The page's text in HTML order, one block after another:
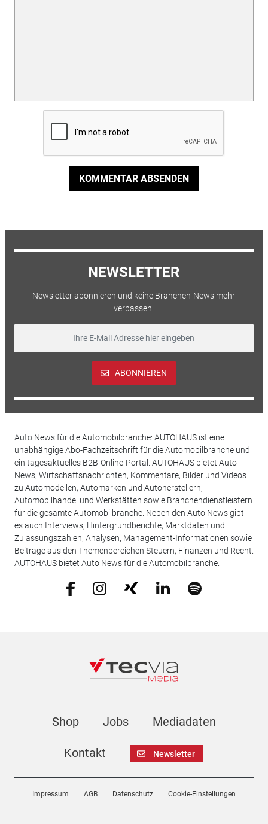
KOMMENTAR ABSENDEN
NEWSLETTER
Newsletter abonnieren und keine Branchen-News mehr
verpassen.
ABONNIEREN
Auto News für die Automobilbranche: AUTOHAUS ist eine
unabhängige Abo-Fachzeitschrift für die Automobilbranche und
ein tagesaktuelles B2B-Online-Portal. AUTOHAUS bietet Auto
News, Wirtschaftsnachrichten, Kommentare, Bilder und Videos
zu Automodellen, Automarken und Autoherstellern,
Automobilhandel und Werkstätten sowie Branchendienstleistern
für die gesamte Automobilbranche. Neben den Auto News gibt
es auch Interviews, Hintergrundberichte, Marktdaten und
Zulassungszahlen, Analysen, Management-Informationen sowie
Beiträge aus den Themenbereichen Steuern, Finanzen und Recht.
AUTOHAUS bietet Auto News für die Automobilbranche.
Shop Jobs Mediadaten
Kontakt Newsletter
Impressum AGB Datenschutz Cookie-Einstellungen